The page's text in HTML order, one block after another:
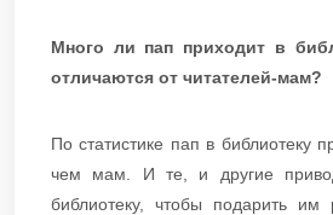
Много ли пап приходит в
отличаются от читателей-мам?
По статистике пап в библиотеку
чем мам. И те, и другие
библиотеку, чтобы подарить им